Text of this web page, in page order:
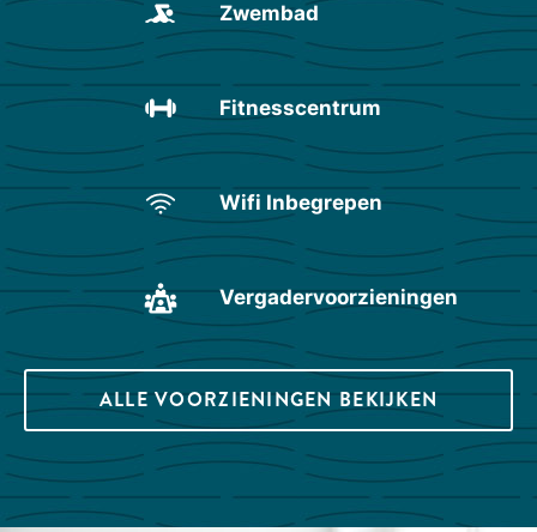
Zwembad
Fitnesscentrum
Wifi Inbegrepen
Vergadervoorzieningen
ALLE VOORZIENINGEN BEKIJKEN